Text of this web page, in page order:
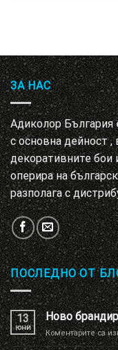
ЗА НАС
Адиколор
с основна дейност ,
декоративните бои
оперира на
разполага с
ПОСЛЕДНО ОТ
13
юни
Ново
Коментарите са